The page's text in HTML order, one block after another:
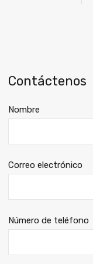
Contáctenos
Nombre
Correo electrónico
Número de teléfono